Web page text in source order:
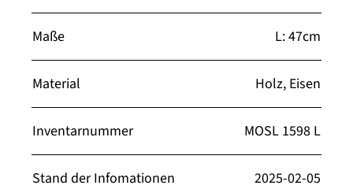
Maße L: 47cm
Material Holz, Eisen
Inventarnummer MOSL 1598 L
Stand der Infomationen
2025-02-05